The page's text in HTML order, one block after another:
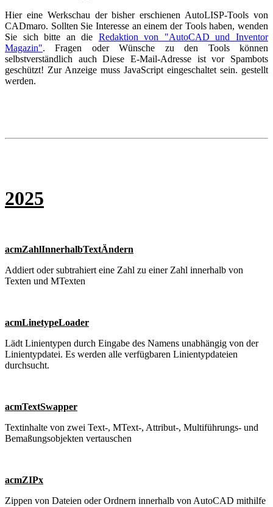
Hier eine Werkschau der bisher erschienen AutoLISP-Tools von
CADmaro. Sollten Sie Interesse an einem der Tools haben, wenden
Sie sich bitte an die Redaktion von "AutoCAD und Inventor
Magazin". Fragen oder Wünsche zu den Tools können
selbstverständlich auchDiese E-Mail-Adresse ist vor Spambots
geschützt! Zur Anzeige muss JavaScript eingeschaltet sein. gestellt
werden.
2025
acmZahlInnerhalbTextÄndern
Addiert oder subtrahiert eine Zahl zu einer Zahl innerhalb von
Texten und MTexten
acmLinetypeLoader
Lädt Linientypen durch Eingabe des Namens unabhängig von der
Linientypdatei. Es werden alle verfügbaren Linientypdateien
durchsucht.
acmTextSwapper
Textinhalte von zwei Text-, MText-, Attribut-, Multiführungs- und
Bemaßungsobjekten vertauschen
acmZIPx
Zippen von Dateien oder Ordnern innerhalb von AutoCAD mithilfe